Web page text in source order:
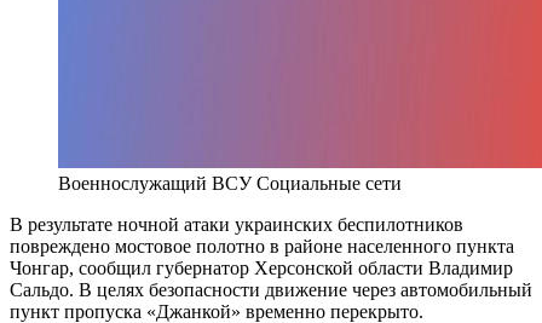
Военнослужащий ВСУ Социальные сети
В результате ночной атаки украинских беспилотников
повреждено мостовое полотно в районе населенного пункта
Чонгар, сообщил губернатор Херсонской области Владимир
Сальдо. В целях безопасности движение через автомобильный
пункт пропуска «Джанкой» временно перекрыто.